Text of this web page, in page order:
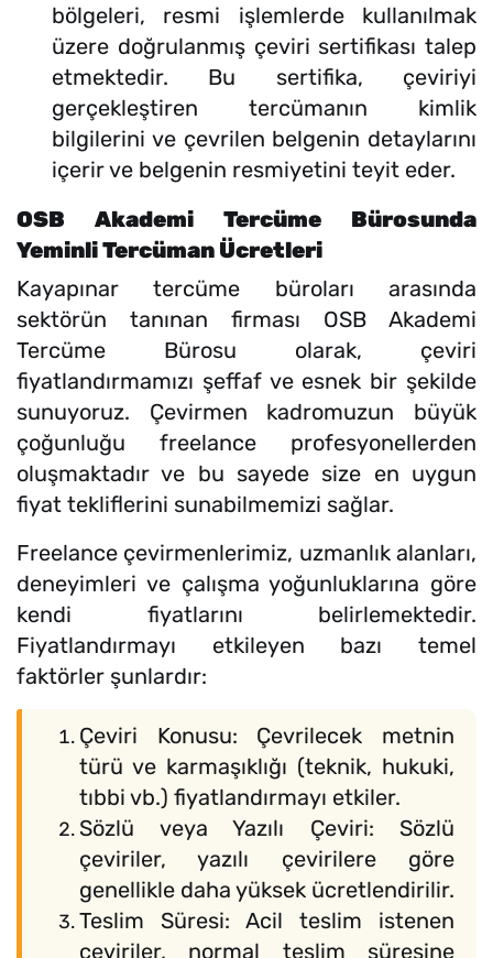
bölgeleri, resmi işlemlerde kullanılmak
üzere doğrulanmış çeviri sertifikası talep
etmektedir. Bu sertifika, çeviriyi
gerçekleştiren tercümanın kimlik
bilgilerini ve çevrilen belgenin detaylarını
içerir ve belgenin resmiyetini teyit eder.
OSB Akademi Tercüme Bürosunda
Yeminli Tercüman Ücretleri
Kayapınar tercüme büroları arasında
sektörün tanınan firması OSB Akademi
Tercüme Bürosu olarak, çeviri
fiyatlandırmamızı şeffaf ve esnek bir şekilde
sunuyoruz. Çevirmen kadromuzun büyük
çoğunluğu freelance profesyonellerden
oluşmaktadır ve bu sayede size en uygun
fiyat tekliflerini sunabilmemizi sağlar.
Freelance çevirmenlerimiz, uzmanlık alanları,
deneyimleri ve çalışma yoğunluklarına göre
kendi fiyatlarını belirlemektedir.
Fiyatlandırmayı etkileyen bazı temel
faktörler şunlardır:
Çeviri Konusu: Çevrilecek metnin
türü ve karmaşıklığı (teknik, hukuki,
tıbbi vb.) fiyatlandırmayı etkiler.
Sözlü veya Yazılı Çeviri: Sözlü
çeviriler, yazılı çevirilere göre
genellikle daha yüksek ücretlendirilir.
Teslim Süresi: Acil teslim istenen
çeviriler, normal teslim süresine